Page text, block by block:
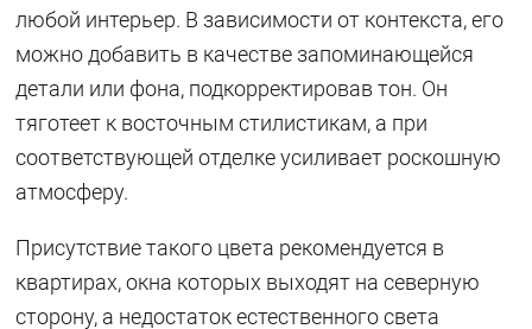
любой интерьер. В зависимости от контекста, его
можно добавить в качестве запоминающейся
детали или фона, подкорректировав тон. Он
тяготеет к восточным стилистикам, а при
соответствующей отделке усиливает роскошную
атмосферу.
Присутствие такого цвета рекомендуется в
квартирах, окна которых выходят на северную
сторону, а недостаток естественного света